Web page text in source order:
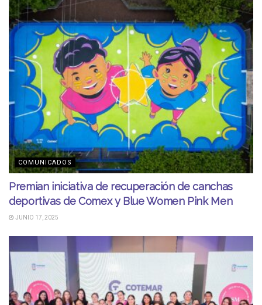
COMUNICADOS
Premian iniciativa de recuperación de canchas
deportivas de Comex y Blue Women Pink Men
JUNIO 17, 2025